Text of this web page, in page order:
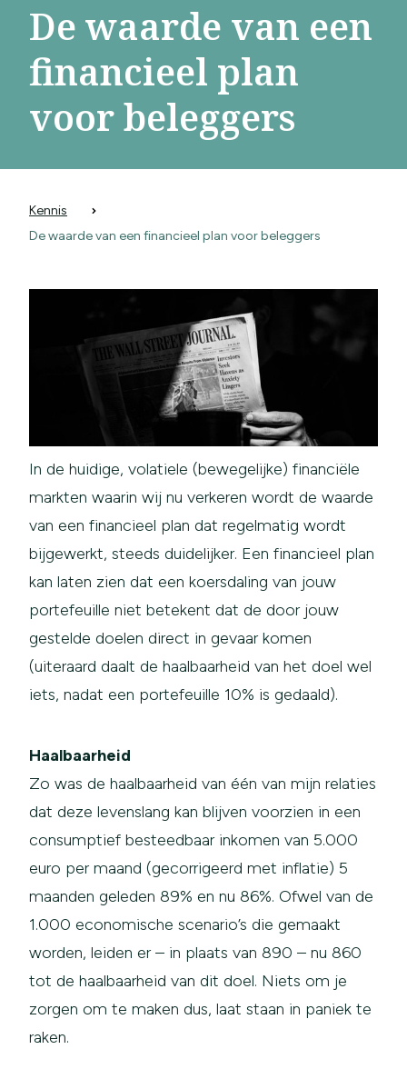
De waarde van een
financieel plan
voor beleggers
Kennis
De waarde van een financieel plan voor beleggers
In de huidige, volatiele (bewegelijke) financiële
markten waarin wij nu verkeren wordt de waarde
van een financieel plan dat regelmatig wordt
bijgewerkt, steeds duidelijker. Een financieel plan
kan laten zien dat een koersdaling van jouw
portefeuille niet betekent dat de door jouw
gestelde doelen direct in gevaar komen
(uiteraard daalt de haalbaarheid van het doel wel
iets, nadat een portefeuille 10% is gedaald).
Haalbaarheid
Zo was de haalbaarheid van één van mijn relaties
dat deze levenslang kan blijven voorzien in een
consumptief besteedbaar inkomen van 5.000
euro per maand (gecorrigeerd met inflatie) 5
maanden geleden 89% en nu 86%. Ofwel van de
1.000 economische scenario’s die gemaakt
worden, leiden er – in plaats van 890 – nu 860
tot de haalbaarheid van dit doel. Niets om je
zorgen om te maken dus, laat staan in paniek te
raken.